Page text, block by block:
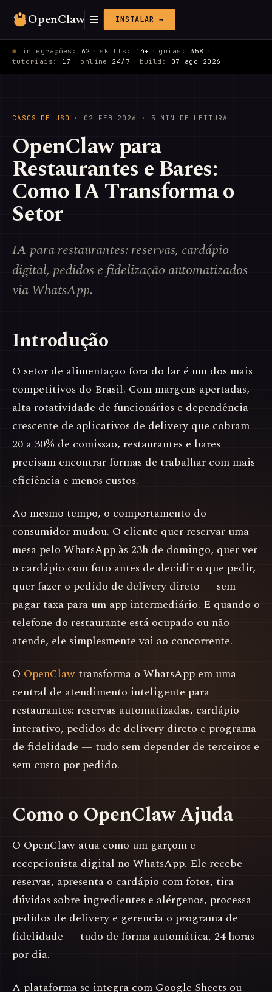
OpenClaw INSTALAR →
integrações: 62 · skills: 14+ · guias: 358 ·
tutoriais: 17 · online 24/7 · build: 07 ago 2026
CASOS DE USO · 02 FEB 2026 · 5 MIN DE LEITURA
OpenClaw para
Restaurantes e Bares:
Como IA Transforma o
Setor
IA para restaurantes: reservas, cardápio
digital, pedidos e fidelização automatizados
via WhatsApp.
Introdução
O setor de alimentação fora do lar é um dos mais
competitivos do Brasil. Com margens apertadas,
alta rotatividade de funcionários e dependência
crescente de aplicativos de delivery que cobram
20 a 30% de comissão, restaurantes e bares
precisam encontrar formas de trabalhar com mais
eficiência e menos custos.
Ao mesmo tempo, o comportamento do
consumidor mudou. O cliente quer reservar uma
mesa pelo WhatsApp às 23h de domingo, quer ver
o cardápio com foto antes de decidir o que pedir,
quer fazer o pedido de delivery direto — sem
pagar taxa para um app intermediário. E quando o
telefone do restaurante está ocupado ou não
atende, ele simplesmente vai ao concorrente.
O OpenClaw transforma o WhatsApp em uma
central de atendimento inteligente para
restaurantes: reservas automatizadas, cardápio
interativo, pedidos de delivery direto e programa
de fidelidade — tudo sem depender de terceiros e
sem custo por pedido.
Como o OpenClaw Ajuda
O OpenClaw atua como um garçom e
recepcionista digital no WhatsApp. Ele recebe
reservas, apresenta o cardápio com fotos, tira
dúvidas sobre ingredientes e alérgenos, processa
pedidos de delivery e gerencia o programa de
fidelidade — tudo de forma automática, 24 horas
por dia.
A plataforma se integra com Google Sheets ou